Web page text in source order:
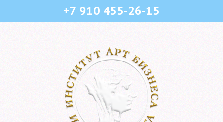
+7 910 455-26-15